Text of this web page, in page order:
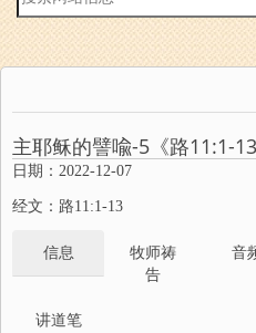
内
搜
索
主耶稣的譬喩-5《路11:1-
日期：2022-12-07
经文：路11:1-13
信息
牧师祷
告
音
讲道笔